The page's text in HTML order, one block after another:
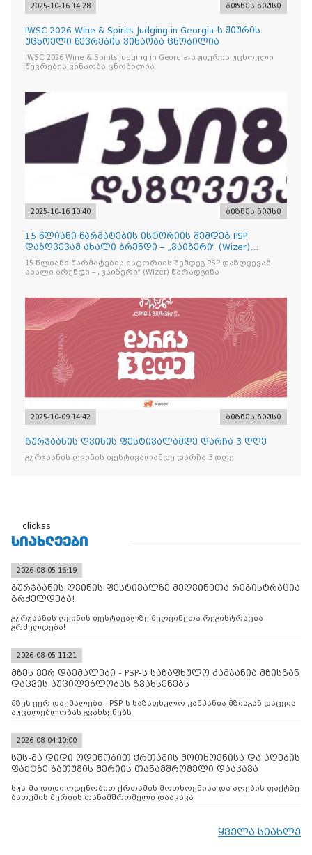
2025-10-16 14:28 ბიზნეს ნიუსი
IWSC 2026 Wine & Spirits Judging in Georgia-ს ჟიურის
უცხოელი წევრების ვინაობა ცნობილია
IWSC 2026 Wine & Spirits Judging in Georgia-ს ჟიურის უცხოელი
წევრების ვინაობა ცნობილია
2025-10-16 10:40 ბიზნეს ნიუსი
15 წლიანი წარმატების ისტორიის შემდეგ PSP
დაზღვევამ ახალი ბრენდი – „ვაიზერი“ (Wizer)
წარადგინა
15 წლიანი წარმატების ისტორიის შემდეგ PSP დაზღვევამ
ახალი ბრენდი – „ვაიზერი“ (Wizer) წარადგინა
2025-10-09 14:42 ბიზნეს ნიუსი
გურჯაანის ღვინის ფესტივალამდე დარჩა 3 დღე
გურჯაანის ღვინის ფესტივალამდე დარჩა 3 დღე
clickss
ᲡᲘᲐᲮᲚᲔᲔᲑᲘ
2026-08-05 16:19
გურჯაანის ღვინის ფესტივალზე მეღვინეთა რეგისტრაცია
გრძელდება!
გურჯაანის ღვინის ფესტივალზე მეღვინეთა რეგისტრაცია
გრძელდება!
2026-08-05 11:21
მზეს ვერ დაემალები - PSP-ს საზაფხულო კამპანია მზისგან
დაცვის აუცილებლობას გვახსენებს
მზეს ვერ დაემალები - PSP-ს საზაფხულო კამპანია მზისგან დაცვის
აუცილებლობას გვახსენებს
2026-08-04 10:00
სუს-მა დიდი ოდენობით ქრთამის მოთხოვნისა და აღების
ფაქტზე ბათუმის მერიის თანამშრომელი დააკავა
სუს-მა დიდი ოდენობით ქრთამის მოთხოვნისა და აღების ფაქტზე
ბათუმის მერიის თანამშრომელი დააკავა
ყველა სიახლე